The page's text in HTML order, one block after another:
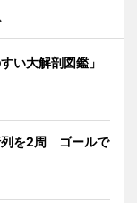
い大解剖図鑑」
列を2周 ゴールで